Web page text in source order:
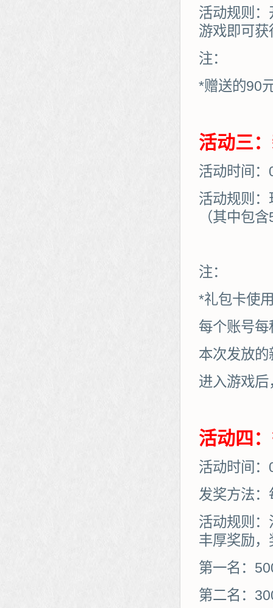
活动规则
游戏即可
注：
*赠送的90
活动三
活动时间
活动规则
（其中包
注：
*礼包卡使
每个账号
本次发放
进入游戏后
活动四
活动时间
发奖方法：
活动规则
丰厚奖励
第一名：
第二名：